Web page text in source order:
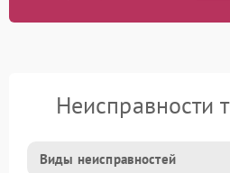
Неисправности
Виды неисправностей